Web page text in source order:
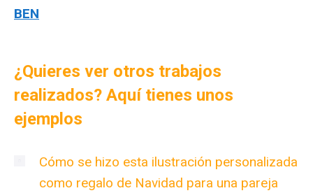
BEN
¿Quieres ver otros trabajos
realizados? Aquí tienes unos
ejemplos
Cómo se hizo esta ilustración personalizada
como regalo de Navidad para una pareja